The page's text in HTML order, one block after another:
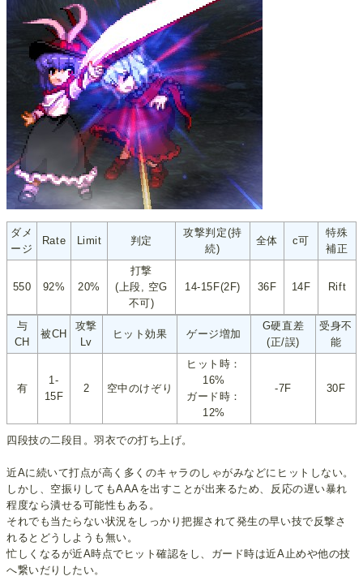
ダメ
ージ
Rate Limit 判定
攻撃判定(持
続)
全体 c可
特殊
補正
550 92% 20%
打撃
(上段, 空G
不可)
14-15F(2F) 36F 14F Rift
与
CH
被CH
攻撃
Lv
ヒット効果 ゲージ増加
G硬直差
(正/誤)
受身不
能
有
1-
15F
2 空中のけぞり
ヒット時：
16%
ガード時：
12%
-7F 30F
四段技の二段目。羽衣での打ち上げ。
近Aに続いて打点が高く多くのキャラのしゃがみなどにヒットしない。
しかし、空振りしてもAAAを出すことが出来るため、反応の遅い暴れ
程度なら潰せる可能性もある。
それでも当たらない状況をしっかり把握されて発生の早い技で反撃さ
れるとどうしようも無い。
忙しくなるが近A時点でヒット確認をし、ガード時は近A止めや他の技
へ繋いだりしたい。